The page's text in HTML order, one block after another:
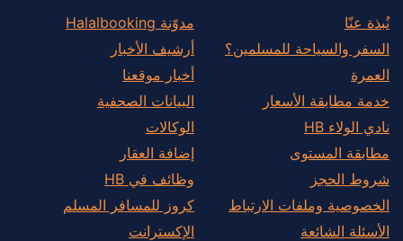
نُبذة عنّا
السفر والسياحة للمسلمين؟
العمرة
خدمة مطابقة الأسعار
نادي الولاء HB
مطابقة المستوى
شروط الحجز
الخصوصية وملفات الارتباط
الأسئلة الشائعة
مدوّنة Halalbooking
أرشيف الأخبار
أخبار موقعنا
البيانات الصحفية
الوكالات
إضافة العقار
وظائف في HB
كروز للمسافر المسلم
الإكسترانت